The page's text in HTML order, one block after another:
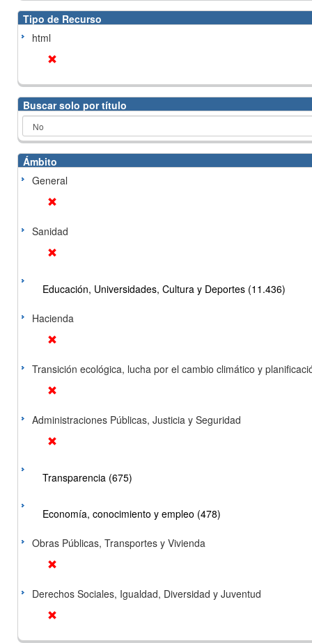
Tipo de Recurso
html
Buscar solo por título
Ámbito
General
Sanidad
Educación, Universidades, Cultura y Deportes (11.436)
Hacienda
Transición ecológica, lucha por el cambio climático y
Administraciones Públicas, Justicia y Seguridad
Transparencia (675)
Economía, conocimiento y empleo (478)
Obras Públicas, Transportes y Vivienda
Derechos Sociales, Igualdad, Diversidad y Juventud